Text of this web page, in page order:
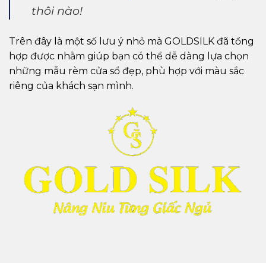
thôi nào!
Trên đây là một số lưu ý nhỏ mà GOLDSILK đã tổng
hợp được nhằm giúp bạn có thể dễ dàng lựa chọn
những mẫu rèm cửa sổ đẹp, phù hợp với màu sắc
riêng của khách sạn mình.